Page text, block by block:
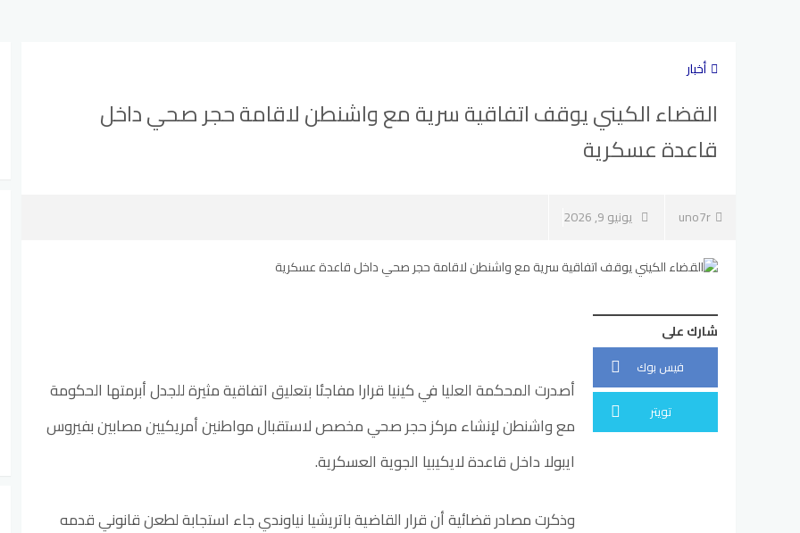
أخبار
القضاء الكيني يوقف اتفاقية سرية مع واشنطن لاقامة حجر صحي داخل
قاعدة عسكرية
uno7r يونيو 9, 2026
شارك على
فيس بوك
تويتر
أصدرت المحكمة العليا في كينيا قرارا مفاجئا بتعليق اتفاقية مثيرة للجدل أبرمتها الحكومة
مع واشنطن لإنشاء مركز حجر صحي مخصص لاستقبال مواطنين أمريكيين مصابين بفيروس
ايبولا داخل قاعدة لايكيبيا الجوية العسكرية.
وذكرت مصادر قضائية أن قرار القاضية باتريشيا نياوندي جاء استجابة لطعن قانوني قدمه